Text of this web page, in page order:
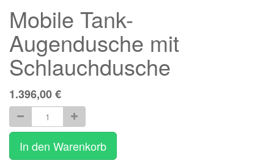
Mobile Tank-
Augendusche mit
Schlauchdusche
1.396,00€
In den Warenkorb